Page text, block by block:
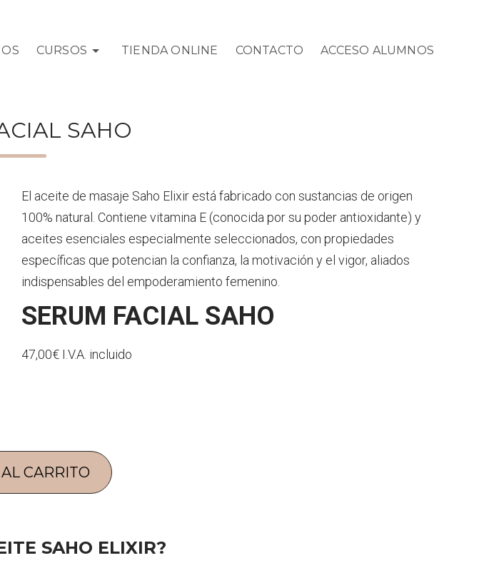
CURSOS TIENDA ONLINE CONTACTO ACCESO ALUMNOS
SAHO
El aceite de masaje Saho Elixir está fabricado con sustancias de origen
100% natural. Contiene vitamina E (conocida por su poder antioxidante) y
aceites esenciales especialmente seleccionados, con propiedades
específicas que potencian la confianza, la motivación y el vigor, aliados
indispensables del empoderamiento femenino.
SERUM FACIAL SAHO
47,00€ I.V.A. incluido
CARRITO
SAHO ELIXIR?